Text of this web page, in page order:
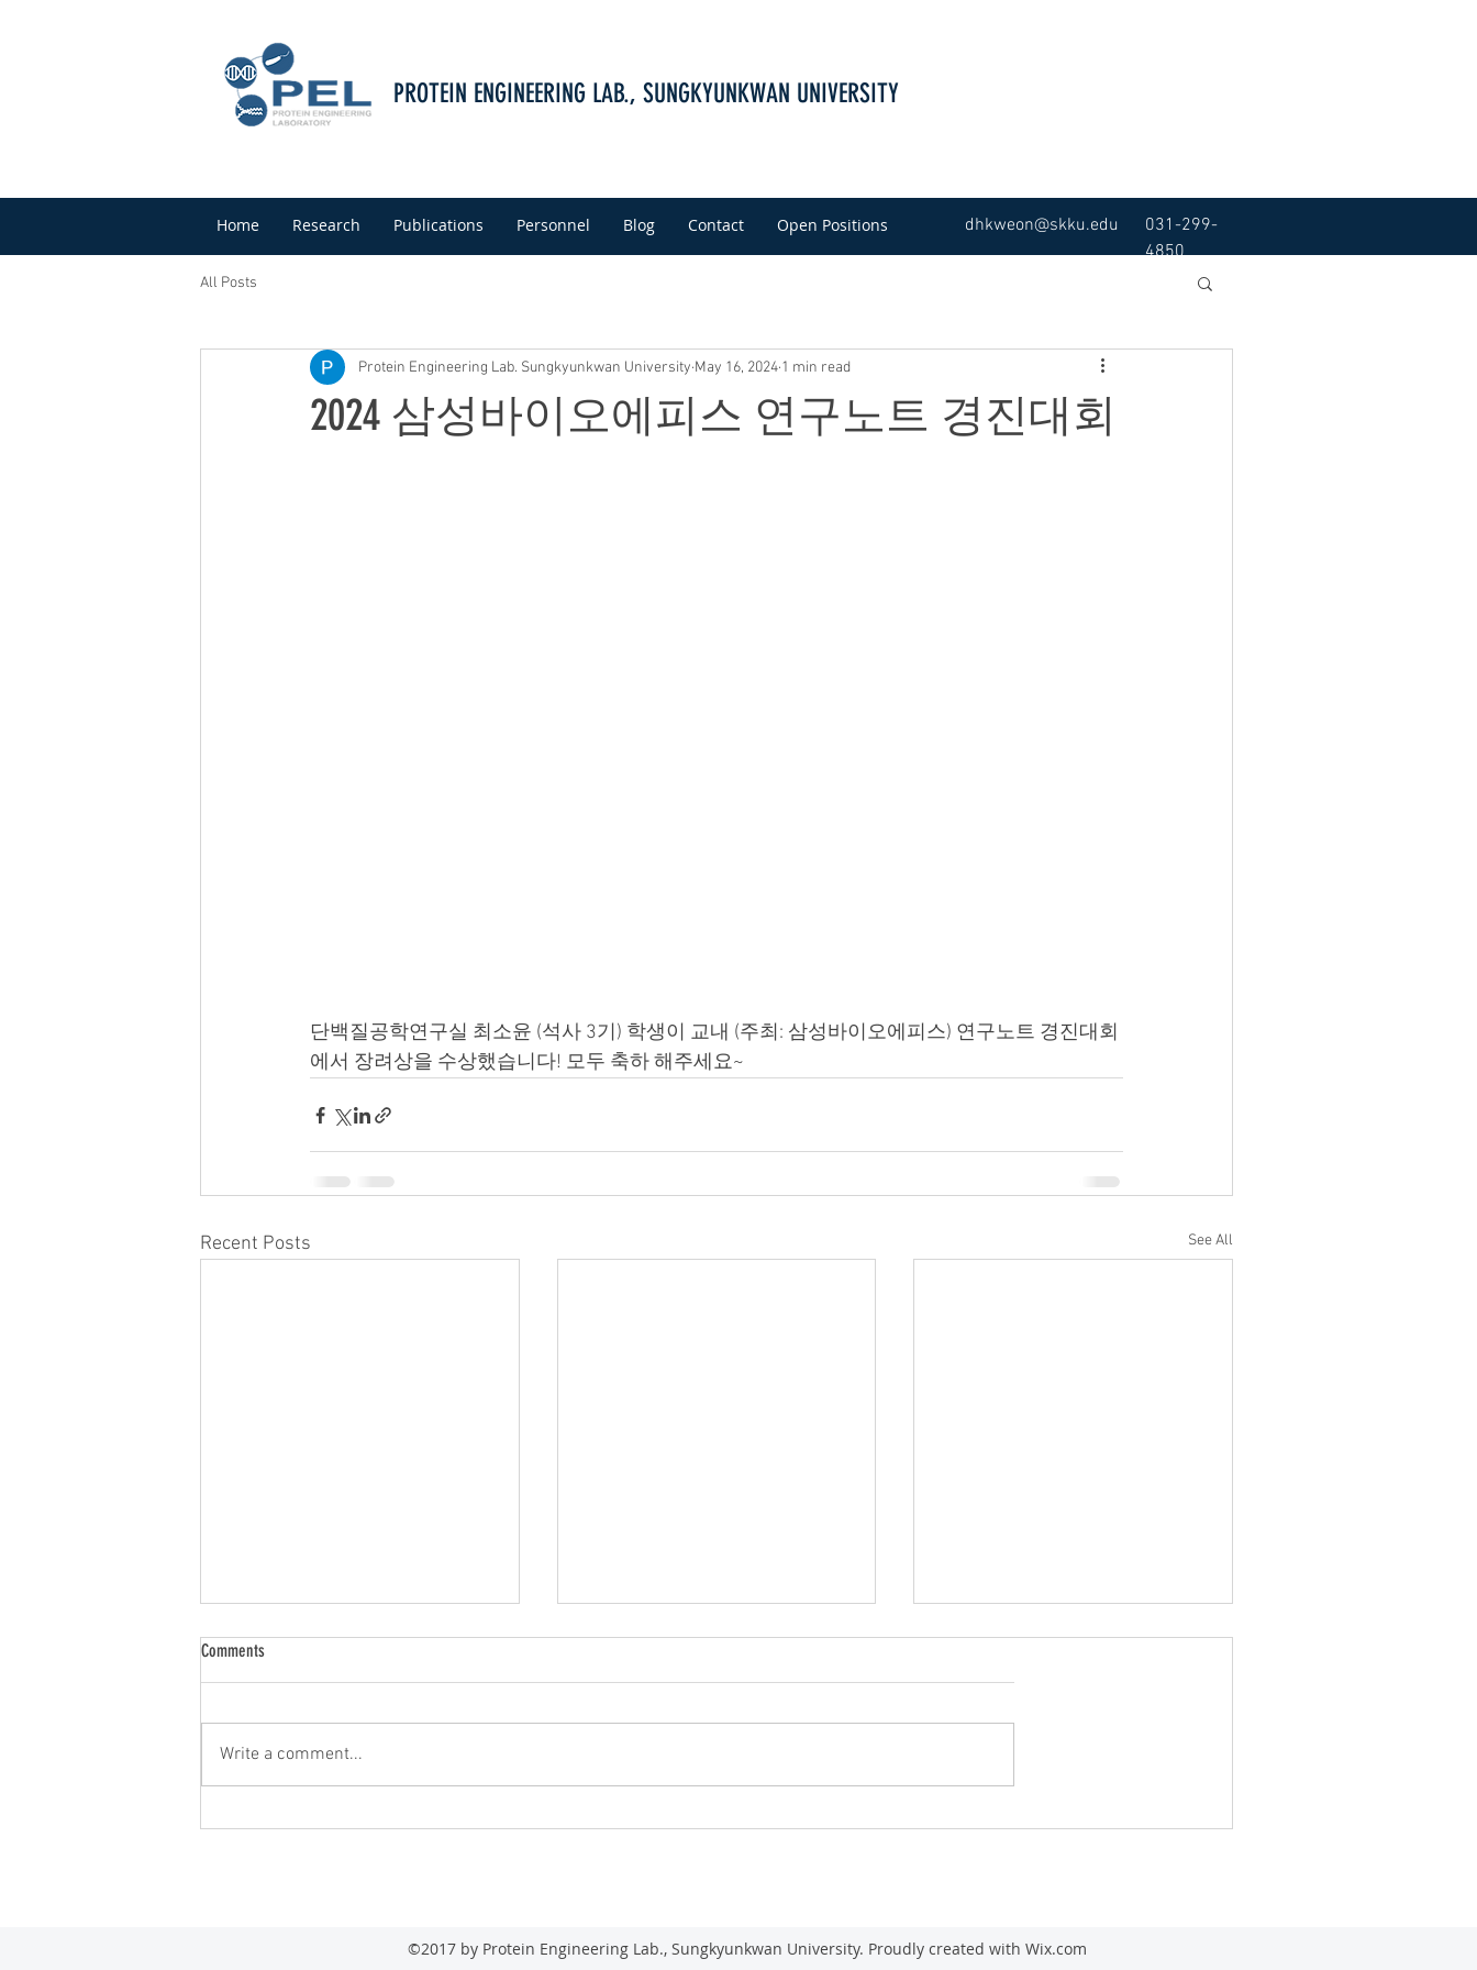
PROTEIN ENGINEERING LAB., SUNGKYUNKWAN UNIVERSITY
dhkweon@skku.edu
031-299-
4850
Home Research Publications Personnel Blog Contact Open Positions
All Posts
2024 삼성바이오에피스 연구노트 경진대회
Protein Engineering Lab. Sungkyunkwan University May 16, 2024 1 min read
단백질공학연구실 최소윤 (석사 3기) 학생이 교내 (주최: 삼성바이오에피스) 연구노트 경진대회
에서 장려상을 수상했습니다! 모두 축하 해주세요~
Recent Posts See All
Comments
Write a comment...
©2017 by Protein Engineering Lab., Sungkyunkwan University. Proudly created with Wix.com